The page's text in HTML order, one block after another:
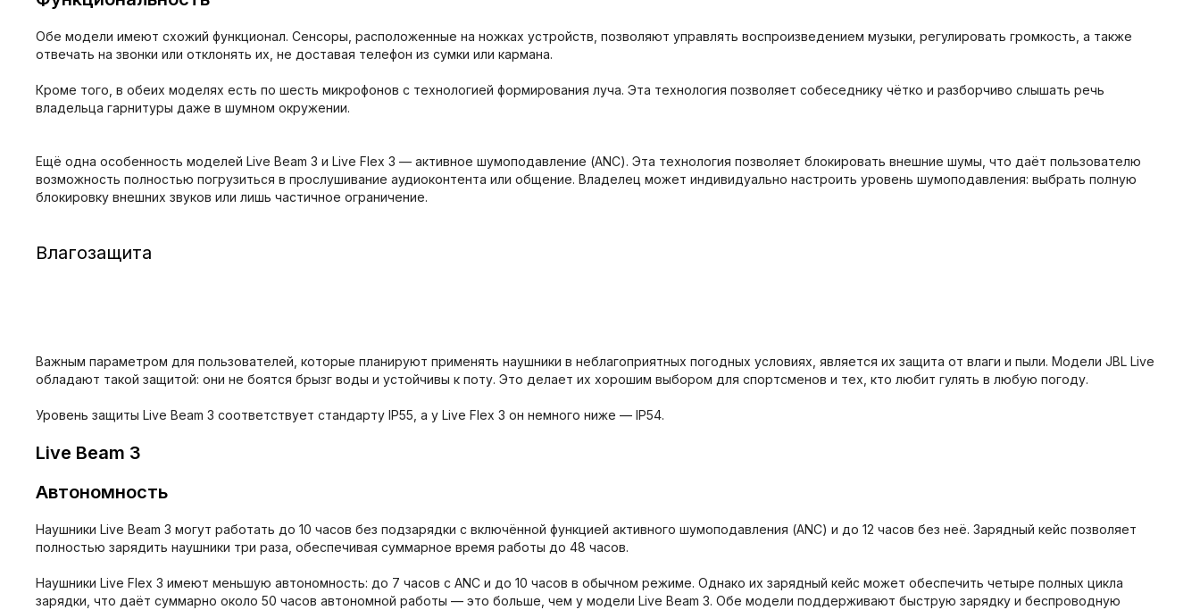
Обе модели имеют схожий функционал. Сенсоры, расположенные на ножках устройств, позволяют управлять воспроизведением музыки, регулировать громкость, а также
отвечать на звонки или отклонять их, не доставая телефон из сумки или кармана.
Кроме того, в обеих моделях есть по шесть микрофонов с технологией формирования луча. Эта технология позволяет собеседнику чётко и разборчиво слышать речь
владельца гарнитуры даже в шумном окружении.
Ещё одна особенность моделей Live Beam 3 и Live Flex 3 — активное шумоподавление (ANC). Эта технология позволяет блокировать внешние шумы, что даёт пользователю
возможность полностью погрузиться в прослушивание аудиоконтента или общение. Владелец может индивидуально настроить уровень шумоподавления: выбрать полную
блокировку внешних звуков или лишь частичное ограничение.
Влагозащита
Важным параметром для пользователей, которые планируют применять наушники в неблагоприятных погодных условиях, является их защита от влаги и пыли. Модели JBL Live
обладают такой защитой: они не боятся брызг воды и устойчивы к поту. Это делает их хорошим выбором для спортсменов и тех, кто любит гулять в любую погоду.
Уровень защиты Live Beam 3 соответствует стандарту IP55, а у Live Flex 3 он немного ниже — IP54.
Live Beam 3
Автономность
Наушники Live Beam 3 могут работать до 10 часов без подзарядки с включённой функцией активного шумоподавления (ANC) и до 12 часов без неё. Зарядный кейс позволяет
полностью зарядить наушники три раза, обеспечивая суммарное время работы до 48 часов.
Наушники Live Flex 3 имеют меньшую автономность: до 7 часов с ANC и до 10 часов в обычном режиме. Однако их зарядный кейс может обеспечить четыре полных цикла
зарядки, что даёт суммарно около 50 часов автономной работы — это больше, чем у модели Live Beam 3. Обе модели поддерживают быструю зарядку и беспроводную